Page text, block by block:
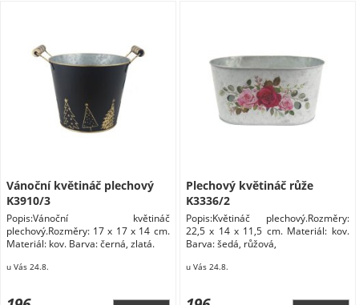
Vánoční květináč plechový
K3910/3
Popis:Vánoční květináč
plechový.Rozměry: 17 x 17 x 14 cm.
Materiál: kov. Barva: černá, zlatá.
u Vás 24.8.
Plechový květináč růže
K3336/2
Popis:Květináč plechový.Rozměry:
22,5 x 14 x 11,5 cm. Materiál: kov.
Barva: šedá, růžová,
u Vás 24.8.